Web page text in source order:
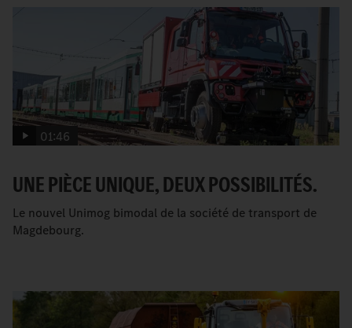
01:46
UNE PIÈCE UNIQUE, DEUX POSSIBILITÉS.
Le nouvel Unimog bimodal de la société de transport de
Magdebourg.